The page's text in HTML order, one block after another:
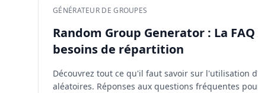
GÉNÉRATEUR DE GROUPES
Random Group Generator : La
besoins de répartition
Découvrez tout ce qu'il faut savoir sur l'utilisation
aléatoires. Réponses aux questions fréquentes